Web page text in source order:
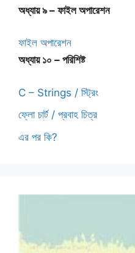
অধ্যায় ৯ – ফাইল অপারেশন
ফাইল অপারেশন
অধ্যায় ১০ – পরিশিষ্ট
C – Strings / স্ট্রিং
ফ্লো চার্ট / প্রবাহ চিত্র
এর পর কি?